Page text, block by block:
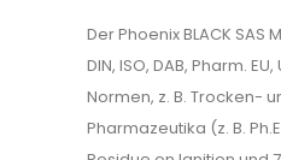
Der Phoenix BLACK
DIN, ISO, DAB, Pharm. EU,
Normen, z. B. Trocken-
Pharmazeutika (z. B.